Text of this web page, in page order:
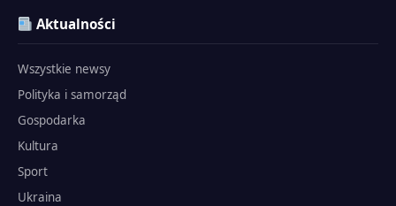
Aktualności
Wszystkie newsy
Polityka i samorząd
Gospodarka
Kultura
Sport
Ukraina